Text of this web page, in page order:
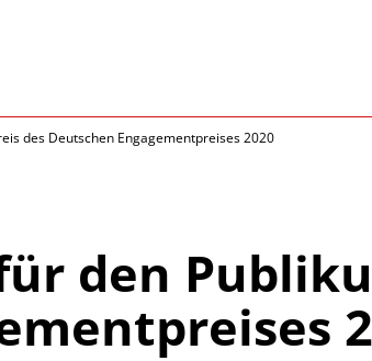
des Deutschen Engagementpreises 2020
den